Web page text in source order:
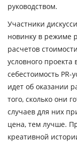
руководством.
Участники
новинку в режиме
расчетов
условного
себестоимость
идет об оказании
того, сколько они
случаев для них
цена, тем лучше.
креативной